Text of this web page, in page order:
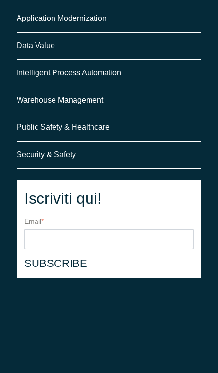
Application Modernization
Data Value
Intelligent Process Automation
Warehouse Management
Public Safety & Healthcare
Security & Safety
Iscriviti qui!
Email*